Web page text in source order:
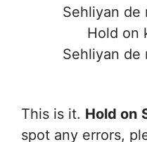
Sehliyan de
Hold on
Sehliyan de
This is it. Hold on
spot any errors,